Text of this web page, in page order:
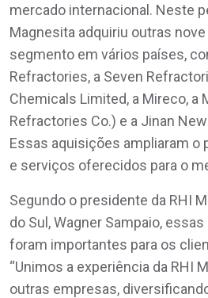
mercado internacional. Neste
Magnesita adquiriu outras
segmento em vários países,
Refractories, a Seven
Chemicals Limited, a Mireco, a
Refractories Co.) e a Jinan
Essas aquisições ampliaram o
e serviços oferecidos para o
Segundo o presidente da RHI
do Sul, Wagner Sampaio,
foram importantes para os
“Unimos a experiência da RHI
outras empresas,